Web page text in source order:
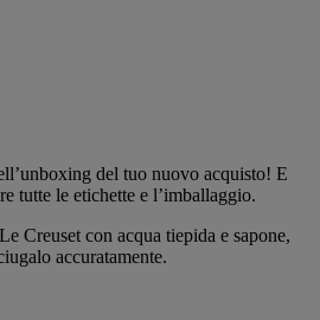
del tuo nuovo acquisto! E
tutte le etichette e l’imballaggio.
Creuset con acqua tiepida e sapone,
accuratamente.